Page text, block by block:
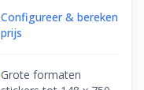
Configureer & bereken
prijs
Grote formaten